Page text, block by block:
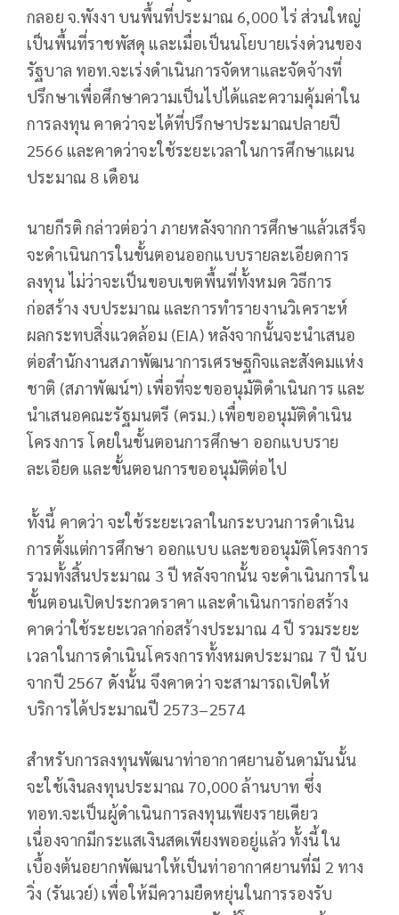
กลอย จ.พังงา บนพื้นที่ประมาณ 6,000 ไร่ ส่วนใหญ่
เป็นพื้นที่ราชพัสดุ และเมื่อเป็นนโยบายเร่งด่วนของ
รัฐบาล ทอท.จะเร่งดำเนินการจัดหาและจัดจ้างที่
ปรึกษาเพื่อศึกษาความเป็นไปได้และความคุ้มค่าใน
การลงทุน คาดว่าจะได้ที่ปรึกษาประมาณปลายปี
2566 และคาดว่าจะใช้ระยะเวลาในการศึกษาแผน
ประมาณ 8 เดือน
นายกีรติ กล่าวต่อว่า ภายหลังจากการศึกษาแล้วเสร็จ
จะดำเนินการในขั้นตอนออกแบบรายละเอียดการ
ลงทุน ไม่ว่าจะเป็นขอบเขตพื้นที่ทั้งหมด วิธีการ
ก่อสร้าง งบประมาณ และการทำรายงานวิเคราะห์
ผลกระทบสิ่งแวดล้อม (EIA) หลังจากนั้นจะนำเสนอ
ต่อสำนักงานสภาพัฒนาการเศรษฐกิจและสังคมแห่ง
ชาติ (สภาพัฒน์ฯ) เพื่อที่จะขออนุมัติดำเนินการ และ
นำเสนอคณะรัฐมนตรี (ครม.) เพื่อขออนุมัติดำเนิน
โครงการ โดยในขั้นตอนการศึกษา ออกแบบราย
ละเอียด และขั้นตอนการขออนุมัติต่อไป
ทั้งนี้ คาดว่า จะใช้ระยะเวลาในกระบวนการดำเนิน
การตั้งแต่การศึกษา ออกแบบ และขออนุมัติโครงการ
รวมทั้งสิ้นประมาณ 3 ปี หลังจากนั้น จะดำเนินการใน
ขั้นตอนเปิดประกวดราคา และดำเนินการก่อสร้าง
คาดว่าใช้ระยะเวลาก่อสร้างประมาณ 4 ปี รวมระยะ
เวลาในการดำเนินโครงการทั้งหมดประมาณ 7 ปี นับ
จากปี 2567 ดังนั้น จึงคาดว่า จะสามารถเปิดให้
บริการได้ประมาณปี 2573–2574
สำหรับการลงทุนพัฒนาท่าอากาศยานอันดามันนั้น
จะใช้เงินลงทุนประมาณ 70,000 ล้านบาท ซึ่ง
ทอท.จะเป็นผู้ดำเนินการลงทุนเพียงรายเดียว
เนื่องจากมีกระแสเงินสดเพียงพออยู่แล้ว ทั้งนี้ ใน
เบื้องต้นอยากพัฒนาให้เป็นท่าอากาศยานที่มี 2 ทาง
วิ่ง (รันเวย์) เพื่อให้มีความยืดหยุ่นในการรองรับ